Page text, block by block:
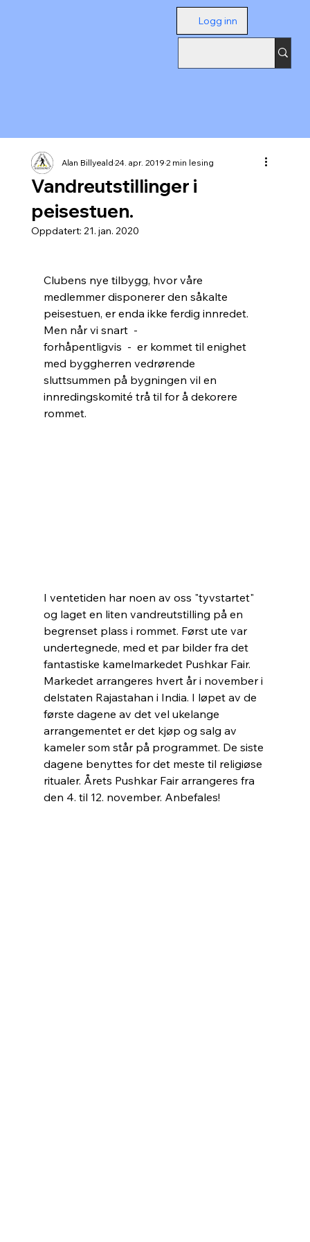
Logg inn
Vandreutstillinger i
peisestuen.
Alan Billyeald24. apr. 20192 min lesing
Oppdatert: 21. jan. 2020
Clubens nye tilbygg, hvor våre
medlemmer disponerer den såkalte
peisestuen, er enda ikke ferdig innredet.
Men når vi snart  -
forhåpentligvis  -  er kommet til enighet
med byggherren vedrørende
sluttsummen på bygningen vil en
innredingskomité trå til for å dekorere
rommet.
I ventetiden har noen av oss "tyvstartet"
og laget en liten vandreutstilling på en
begrenset plass i rommet. Først ute var
undertegnede, med et par bilder fra det
fantastiske kamelmarkedet Pushkar Fair.
Markedet arrangeres hvert år i november i
delstaten Rajastahan i India. I løpet av de
første dagene av det vel ukelange
arrangementet er det kjøp og salg av
kameler som står på programmet. De siste
dagene benyttes for det meste til religiøse
ritualer. Årets Pushkar Fair arrangeres fra
den 4. til 12. november. Anbefales!